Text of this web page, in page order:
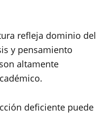
refleja dominio del
y pensamiento
altamente
deficiente puede